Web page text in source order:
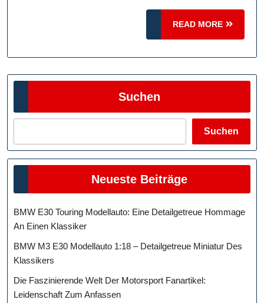
The
Furious‘:
Action
Auf
Vier
Rädern
READ MORE
READ
MORE
Suchen
Suchen
Neueste Beiträge
BMW E30 Touring Modellauto: Eine Detailgetreue Hommage
An Einen Klassiker
BMW M3 E30 Modellauto 1:18 – Detailgetreue Miniatur Des
Klassikers
Die Faszinierende Welt Der Motorsport Fanartikel:
Leidenschaft Zum Anfassen